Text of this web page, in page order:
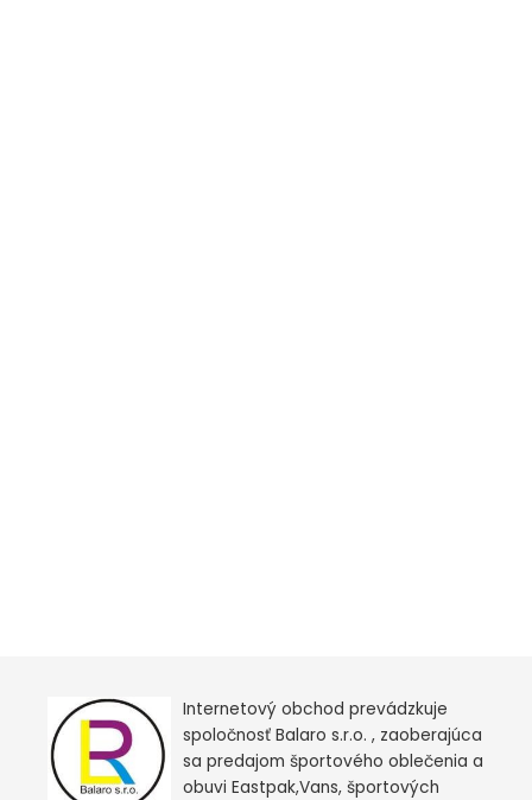
Internetový obchod prevádzkuje
spoločnosť Balaro s.r.o. , zaoberajúca
sa predajom športového oblečenia a
obuvi Eastpak,Vans, športových